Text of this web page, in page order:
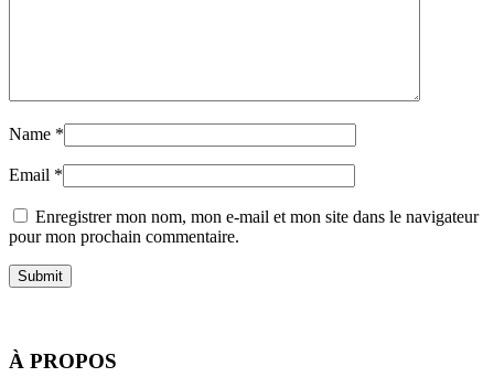
Name *
Email *
Enregistrer mon nom, mon e-mail et mon site dans le navigateur
pour mon prochain commentaire.
À PROPOS